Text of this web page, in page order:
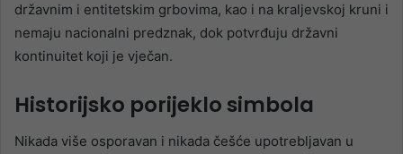
državnim i entitetskim grbovima, kao i na kraljevskoj kruni i
nemaju nacionalni predznak, dok potvrđuju državni
kontinuitet koji je vječan.
Historijsko porijeklo simbola
Nikada više osporavan i nikada češće upotrebljavan u